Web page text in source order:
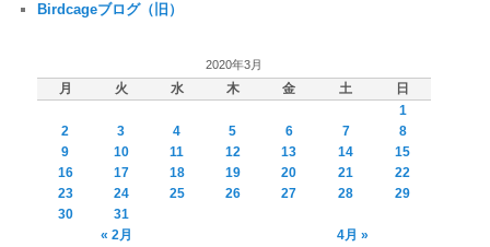
Birdcageブログ（旧）
2020年3月
月 火 水 木 金 土
日
1
2
3 4 5 6 7
8
9
10 11 12 13 14
15
16
17 18 19 20 21
22
23
24 25 26 27 28
29
30
31
« 2月
4月 »